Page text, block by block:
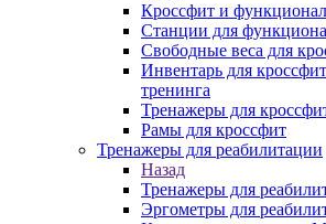
Кроссфит и
Станции для
Свободные веса для
Инвентарь для
тренинга
Тренажеры для
Рамы для кроссфит
Тренажеры для реабилитации
Назад
Тренажеры для
Эргометры для